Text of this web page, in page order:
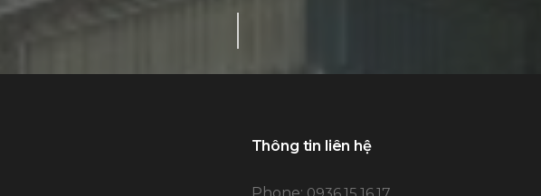
Thông tin liên hệ